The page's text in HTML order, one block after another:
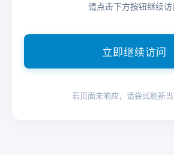
请点击下方按钮继续访
立即继续访问
若页面未响应，请尝试刷新